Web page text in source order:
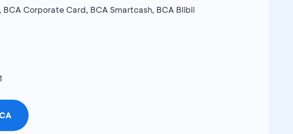
Corporate Card, BCA Smartcash, BCA Blibli